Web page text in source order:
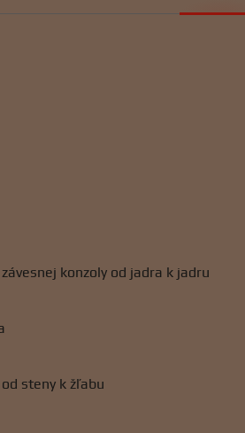
konzoly od jadra k jadru
steny k žľabu